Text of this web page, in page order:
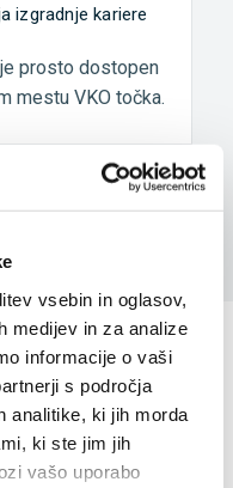
vsebin in oglasov,
medijev in za analize
informacije o vaši
s področja
analitike, ki jih morda
ki ste jim jih
vašo uporabo
izgradnje kariere
prosto dostopen
mestu VKO točka.